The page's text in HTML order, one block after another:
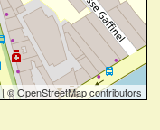
| © OpenStreetMap contributors